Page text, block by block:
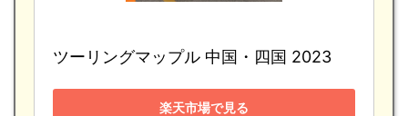
ツーリングマップル 中国・四国 2023
楽天市場で見る